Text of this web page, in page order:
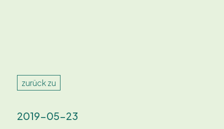
zurück zu
2019-05-23